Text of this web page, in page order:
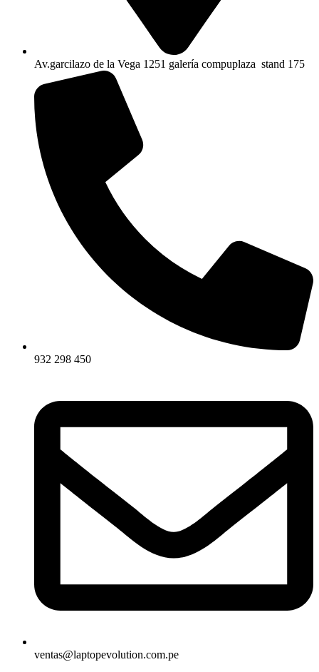
Av.garcilazo de la Vega 1251 galería compuplaza stand 175
932 298 450
ventas@laptopevolution.com.pe